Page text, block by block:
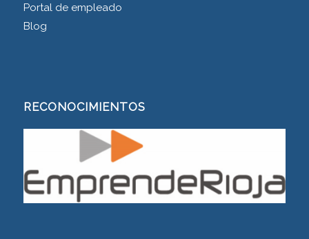
Portal de empleado
Blog
RECONOCIMIENTOS